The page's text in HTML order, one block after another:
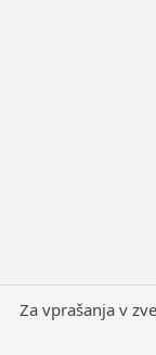
Za vprašanja v